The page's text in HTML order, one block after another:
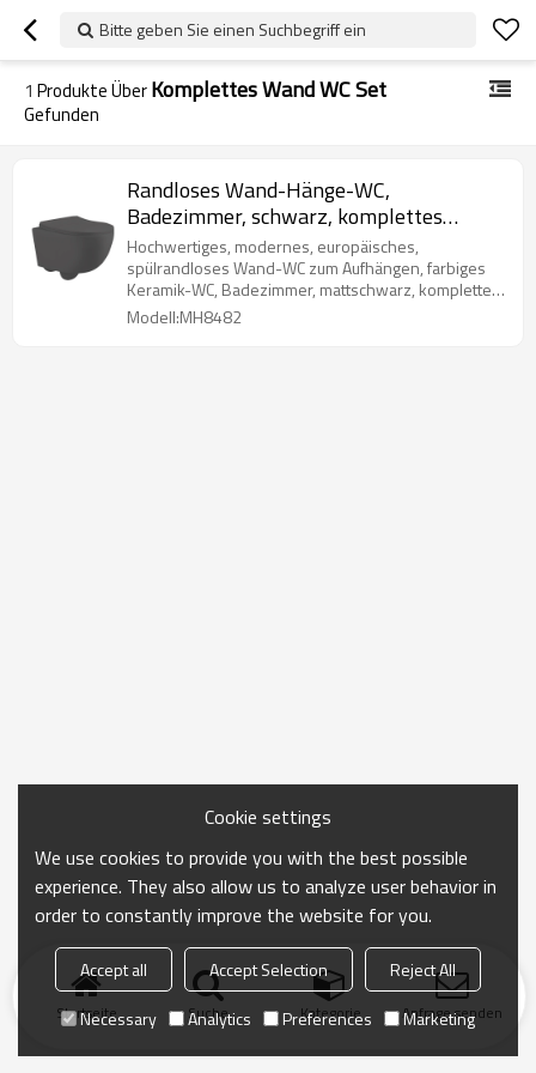
Bitte geben Sie einen Suchbegriff ein
1 Produkte ÜberKomplettes Wand WC Set
Gefunden
Randloses Wand-Hänge-WC,
Badezimmer, schwarz, komplettes
Wand-Toilettenset
Hochwertiges, modernes, europäisches,
spülrandloses Wand-WC zum Aufhängen, farbiges
Keramik-WC, Badezimmer, mattschwarz, komplettes
Wand-Toilettenset
Modell:MH8482
Startseite Suche Kategorie Anfrage senden
Cookie settings
We use cookies to provide you with the best possible
experience. They also allow us to analyze user behavior in
order to constantly improve the website for you.
Accept all Accept Selection
Reject All
Necessary
Analytics Preferences Marketing